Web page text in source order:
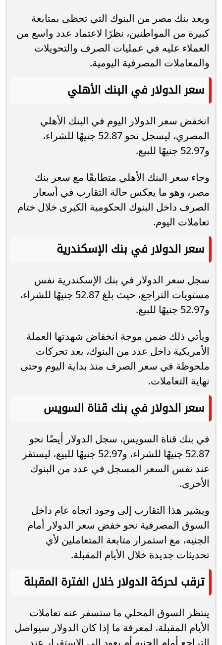
ويعد بنك مصر من البنوك التي تحظى بمتابعة
كبيرة من المواطنين، نظرًا لاعتماد عدد واسع من
العملاء عليه في عمليات الصرف والتحويلات
والمعاملات المصرفية اليومية.
سعر الدولار في البنك الأهلي
انخفض سعر الدولار اليوم في البنك الأهلي
المصري، ليسجل نحو 52.87 جنيهًا للشراء،
و52.97 جنيهًا للبيع.
وجاء سعر البنك الأهلي متطابقًا مع سعر بنك
مصر، وهو ما يعكس حالة التقارب في أسعار
الصرف داخل البنوك الحكومية الكبرى خلال ختام
تعاملات اليوم.
سعر الدولار في بنك الإسكندرية
سجل سعر الدولار في بنك الإسكندرية نفس
مستويات التراجع، حيث بلغ 52.87 جنيهًا للشراء،
و52.97 جنيهًا للبيع.
ويأتي ذلك ضمن موجة انخفاض شهدتها العملة
الأمريكية داخل عدد من البنوك، بعد تحركات
ملحوظة في سعر الصرف منذ بداية اليوم وحتى
نهاية التعاملات.
سعر الدولار في بنك قناة السويس
في بنك قناة السويس، سجل الدولار أيضًا نحو
52.87 جنيهًا للشراء، و52.97 جنيهًا للبيع، ليستقر
عند نفس السعر المسجل في عدد من البنوك
الأخرى.
ويشير هذا التقارب إلى وجود اتجاه عام داخل
السوق المصرفية نحو خفض سعر الدولار أمام
الجنيه، مع استمرار متابعة المتعاملين لأي
تحديثات جديدة خلال الأيام المقبلة.
ترقب لحركة الدولار خلال الفترة المقبلة
ينتظر السوق المحلي ما ستسفر عنه تعاملات
الأيام المقبلة، لمعرفة ما إذا كان الدولار سيواصل
التراجع أمام الجنيه أم يعود إلى الاستقرار عند